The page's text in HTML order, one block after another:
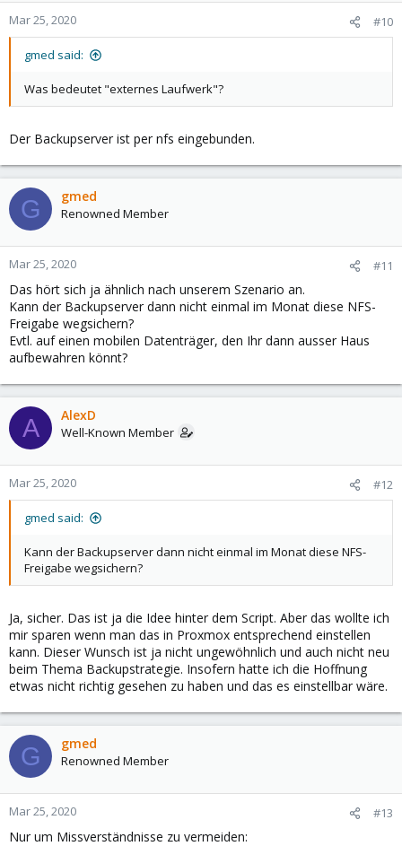
Mar 25, 2020 #10
gmed said:
Was bedeutet "externes Laufwerk"?
Der Backupserver ist per nfs eingebunden.
G gmed
Renowned Member
Mar 25, 2020 #11
Das hört sich ja ähnlich nach unserem Szenario an.
Kann der Backupserver dann nicht einmal im Monat diese NFS-
Freigabe wegsichern?
Evtl. auf einen mobilen Datenträger, den Ihr dann ausser Haus
aufbewahren könnt?
A AlexD
Well-Known Member
Mar 25, 2020 #12
gmed said:
Kann der Backupserver dann nicht einmal im Monat diese NFS-
Freigabe wegsichern?
Ja, sicher. Das ist ja die Idee hinter dem Script. Aber das wollte ich
mir sparen wenn man das in Proxmox entsprechend einstellen
kann. Dieser Wunsch ist ja nicht ungewöhnlich und auch nicht neu
beim Thema Backupstrategie. Insofern hatte ich die Hoffnung
etwas nicht richtig gesehen zu haben und das es einstellbar wäre.
G gmed
Renowned Member
Mar 25, 2020 #13
Nur um Missverständnisse zu vermeiden: